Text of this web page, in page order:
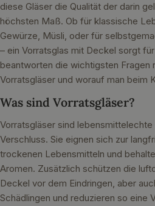
diese Gläser die Qualität der darin
höchsten Maß. Ob für klassische
Gewürze, Müsli, oder für
– ein Vorratsglas mit Deckel sorgt
beantworten die wichtigsten Fragen
Vorratsgläser und worauf man beim
Was sind Vorratsgläser?
Vorratsgläser sind
Verschluss. Sie eignen sich zur
trockenen Lebensmitteln und
Aromen. Zusätzlich schützen die
Deckel vor dem Eindringen, aber
Schädlingen und reduzieren so eine